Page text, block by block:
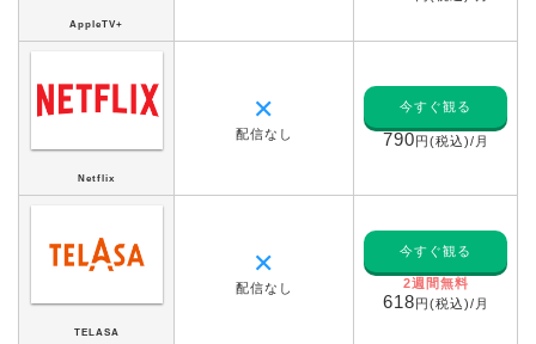
AppleTV+
Netflix
✕
配信なし
今すぐ観る
790円(税込)/月
TELASA
✕
配信なし
今すぐ観る
2週間無料
618円(税込)/月